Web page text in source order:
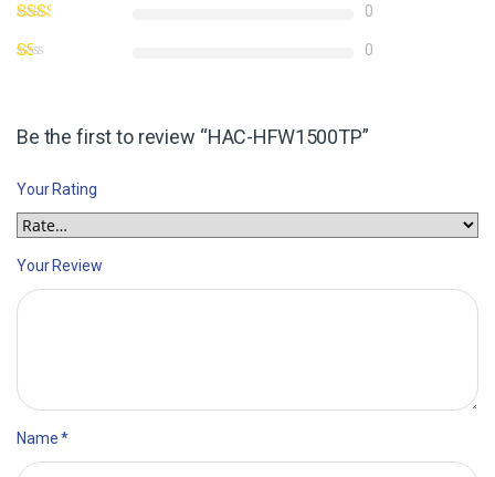
0
0
Be the first to review “HAC-HFW1500TP”
Your Rating
Your Review
Name*